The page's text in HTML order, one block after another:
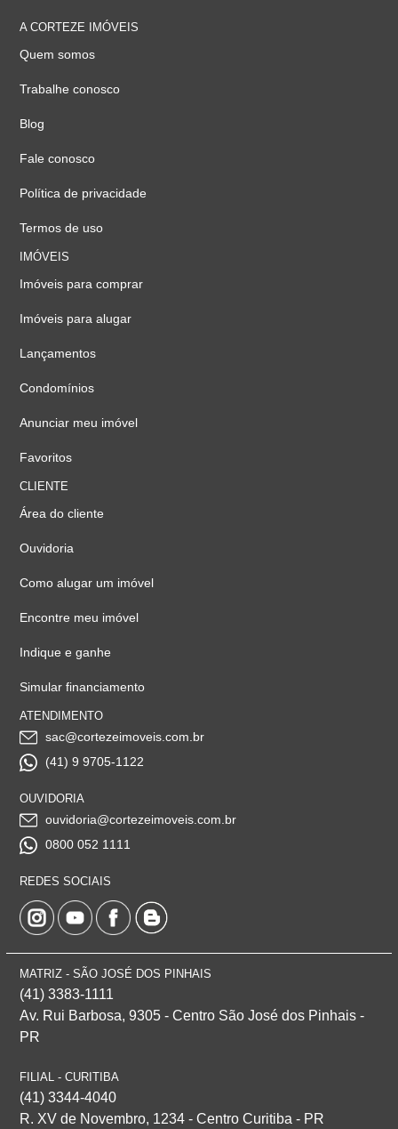
A CORTEZE IMÓVEIS
Quem somos
Trabalhe conosco
Blog
Fale conosco
Política de privacidade
Termos de uso
IMÓVEIS
Imóveis para comprar
Imóveis para alugar
Lançamentos
Condomínios
Anunciar meu imóvel
Favoritos
CLIENTE
Área do cliente
Ouvidoria
Como alugar um imóvel
Encontre meu imóvel
Indique e ganhe
Simular financiamento
ATENDIMENTO
sac@cortezeimoveis.com.br
(41) 9 9705-1122
OUVIDORIA
ouvidoria@cortezeimoveis.com.br
0800 052 1111
REDES SOCIAIS
MATRIZ - SÃO JOSÉ DOS PINHAIS
(41) 3383-1111
Av. Rui Barbosa, 9305 - Centro São José dos Pinhais -
PR
FILIAL - CURITIBA
(41) 3344-4040
R. XV de Novembro, 1234 - Centro Curitiba - PR